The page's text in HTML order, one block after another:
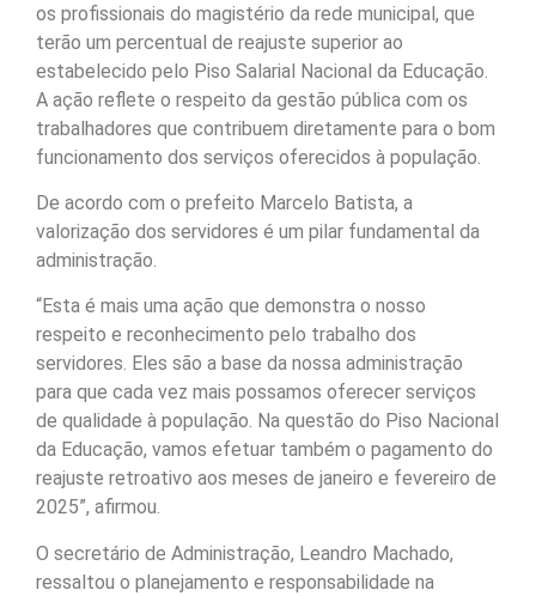
os profissionais do magistério da rede municipal, que
terão um percentual de reajuste superior ao
estabelecido pelo Piso Salarial Nacional da Educação.
A ação reflete o respeito da gestão pública com os
trabalhadores que contribuem diretamente para o bom
funcionamento dos serviços oferecidos à população.
De acordo com o prefeito Marcelo Batista, a
valorização dos servidores é um pilar fundamental da
administração.
“Esta é mais uma ação que demonstra o nosso
respeito e reconhecimento pelo trabalho dos
servidores. Eles são a base da nossa administração
para que cada vez mais possamos oferecer serviços
de qualidade à população. Na questão do Piso Nacional
da Educação, vamos efetuar também o pagamento do
reajuste retroativo aos meses de janeiro e fevereiro de
2025”, afirmou.
O secretário de Administração, Leandro Machado,
ressaltou o planejamento e responsabilidade na